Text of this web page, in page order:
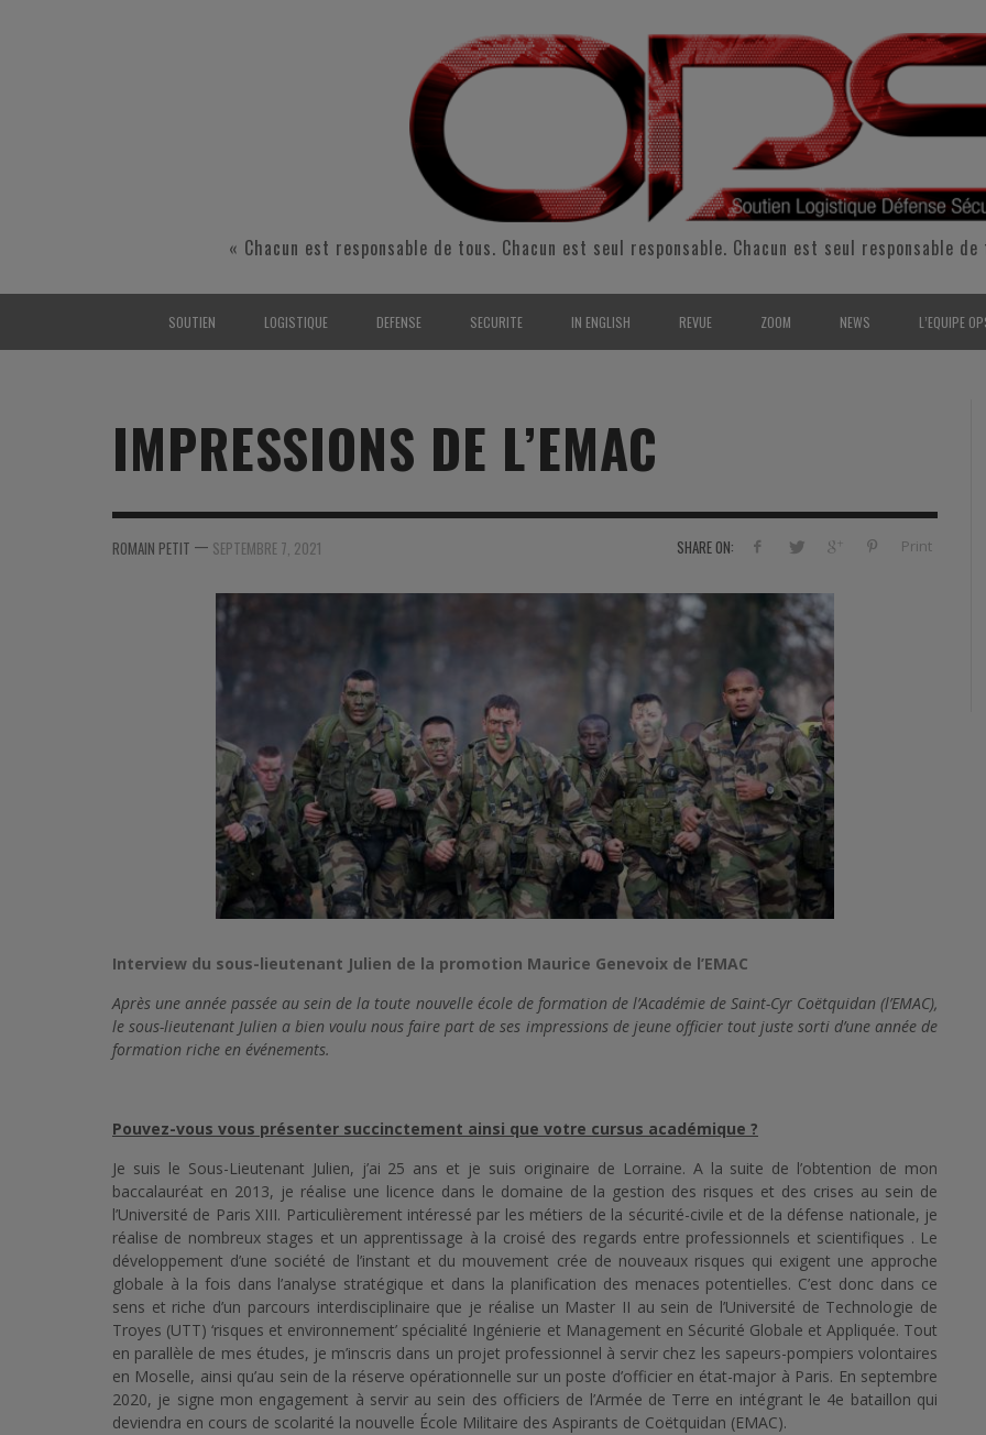
« Chacun est responsable de tous. Chacun est seul responsable. Chacun est seul responsable
SOUTIEN
MER
SOUTIEN SANTÉ
INDUSTRIES
ARMÉES ÉTRANGÈRES
LOGISTIQUE
AIR
MER
FORMATION/ ENTRAÎNEMENT
DEFENSE
AIR
MER
SECURITE
FORMATION/ ENTRAÎNEMENT
SURVIE
INDUSTRIES
FORCES DE SÉCURITÉ ÉTRANGÈRES
IN ENGLISH
DEFENSE
SECURITY
SURVIVAL / AUTONOMY / SPORT
INDUSTRIES
REVUE ZOOM
HISTOIRE
LE COIN DE LA « REDACCHEF »
L’ŒIL DE ROMAIN PETIT
JEUNES AUTEURS
DOCUMENTATION THÉMATIQUE
VIDÉO
PODCAST
EVÈNEMENT
NEWS
2012
2013
L’EQUIPE
POUR
IMPRESSIONS DE L’EMAC
SHARE ON: Print
ROMAIN PETIT — SEPTEMBRE 7, 2021
Interview du sous-lieutenant Julien de la promotion Maurice Genevoix de l’EMAC
Après une année passée au sein de la toute nouvelle école de formation de l’Académie de Saint-Cyr Coëtquidan (l’EMAC),
le sous-lieutenant Julien a bien voulu nous faire part de ses impressions de jeune officier tout juste sorti d’une année de
formation riche en événements.
Pouvez-vous vous présenter succinctement ainsi que votre cursus académique ?
Je suis le Sous-Lieutenant Julien, j’ai 25 ans et je suis originaire de Lorraine. A la suite de l’obtention de mon
baccalauréat en 2013, je réalise une licence dans le domaine de la gestion des risques et des crises au sein de
l’Université de Paris XIII. Particulièrement intéressé par les métiers de la sécurité-civile et de la défense nationale, je
réalise de nombreux stages et un apprentissage à la croisé des regards entre professionnels et scientifiques . Le
développement d’une société de l’instant et du mouvement crée de nouveaux risques qui exigent une approche
globale à la fois dans l’analyse stratégique et dans la planification des menaces potentielles. C’est donc dans ce
sens et riche d’un parcours interdisciplinaire que je réalise un Master II au sein de l’Université de Technologie de
Troyes (UTT) ‘risques et environnement’ spécialité Ingénierie et Management en Sécurité Globale et Appliquée. Tout
en parallèle de mes études, je m’inscris dans un projet professionnel à servir chez les sapeurs-pompiers volontaires
en Moselle, ainsi qu’au sein de la réserve opérationnelle sur un poste d’officier en état-major à Paris. En septembre
2020, je signe mon engagement à servir au sein des officiers de l’Armée de Terre en intégrant le 4e bataillon qui
deviendra en cours de scolarité la nouvelle École Militaire des Aspirants de Coëtquidan (EMAC).